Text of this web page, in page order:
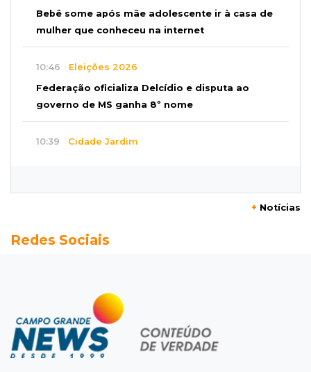
Bebê some após mãe adolescente ir à casa de
mulher que conheceu na internet
10:46 Eleições 2026
Federação oficializa Delcídio e disputa ao
governo de MS ganha 8º nome
10:39 Cidade Jardim
Anvisa sobe alerta sobre testosterona sem
Comércio exterior
Superávit comercial de MS cresce 17,8% com
alta das exportações
+ Notícias
Redes Sociais